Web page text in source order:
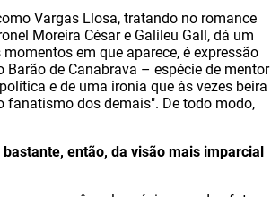
Vargas Llosa, tratando no romance
Moreira César e Galileu Gall, dá um
em que aparece, é expressão
de Canabrava – espécie de mentor
e de uma ironia que às vezes beira
fanatismo dos demais". De todo modo,
então, da visão mais imparcial